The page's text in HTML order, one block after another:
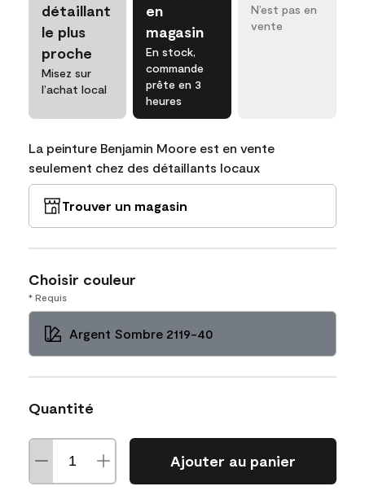
détaillant
le plus
proche
Misez sur
l’achat local
en
magasin
En stock,
commande
prête en 3
heures
N’est pas en
vente
La peinture Benjamin Moore est en vente
seulement chez des détaillants locaux
Trouver un magasin
Choisir couleur
* Requis
Argent Sombre 2119-40
Quantité
Ajouter au panier